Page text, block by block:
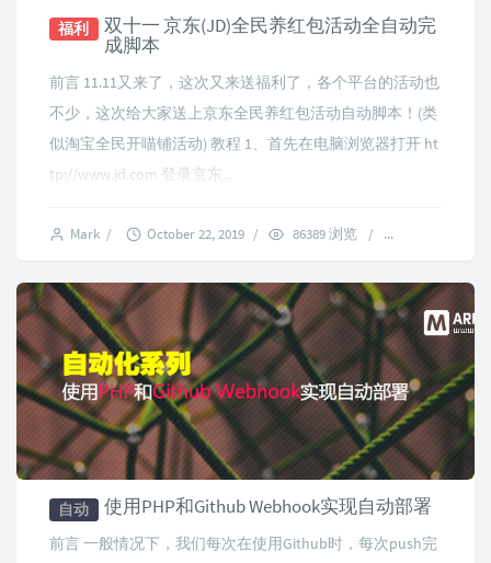
福利
双十一 京东(JD)全民养红包活动全自动完
成脚本
前言 11.11又来了，这次又来送福利了，各个平台的活动也
不少，这次给大家送上京东全民养红包活动自动脚本！(类
似淘宝全民开喵铺活动) 教程 1、首先在电脑浏览器打开 ht
tp://www.jd.com 登录京东...
Mark / October 22, 2019 / 86389 浏览 /
自动 使用PHP和Github Webhook实现自动部署
前言 一般情况下，我们每次在使用Github时，每次push完